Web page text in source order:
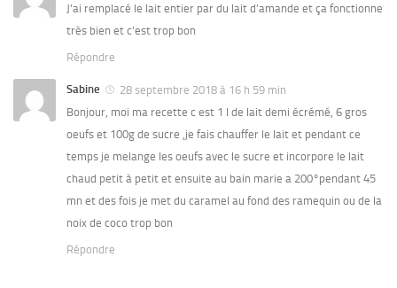
J’ai remplacé le lait entier par du lait d’amande et ça fonctionne
très bien et c’est trop bon
Répondre
Sabine
28 septembre 2018 à 16 h 59 min
Bonjour, moi ma recette c est 1 l de lait demi écrémé, 6 gros
oeufs et 100g de sucre ,je fais chauffer le lait et pendant ce
temps je melange les oeufs avec le sucre et incorpore le lait
chaud petit à petit et ensuite au bain marie a 200°pendant 45
mn et des fois je met du caramel au fond des ramequin ou de la
noix de coco trop bon
Répondre